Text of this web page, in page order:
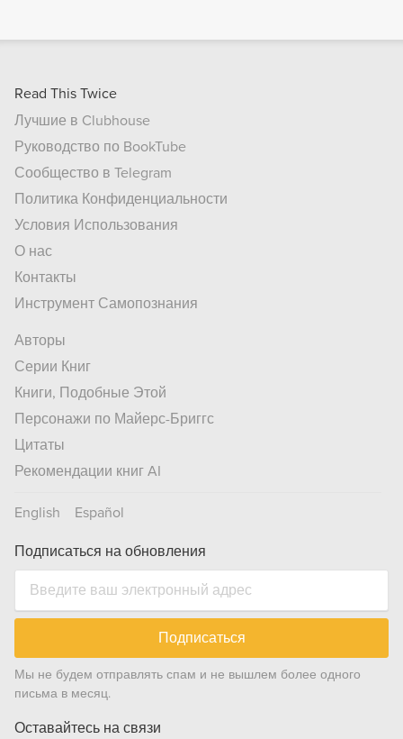
Read This Twice
Лучшие в Clubhouse
Руководство по BookTube
Сообщество в Telegram
Политика Конфиденциальности
Условия Использования
О нас
Контакты
Инструмент Самопознания
Авторы
Серии Книг
Книги, Подобные Этой
Персонажи по Майерс-Бриггс
Цитаты
Рекомендации книг AI
English Español
Подписаться на обновления
Подписаться
Мы не будем отправлять спам и не вышлем более одного
письма в месяц.
Оставайтесь на связи